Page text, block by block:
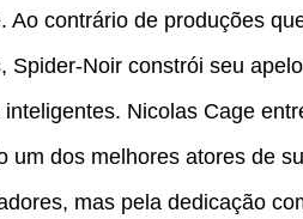
Ao contrário de produções
Spider-Noir constrói seu
Nicolas Cage
um dos melhores atores de
mas pela dedicação